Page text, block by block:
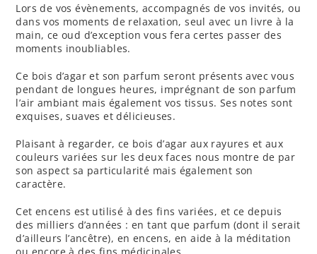
Lors de vos évènements, accompagnés de vos invités, ou
dans vos moments de relaxation, seul avec un livre à la
main, ce oud d’exception vous fera certes passer des
moments inoubliables.
Ce bois d’agar et son parfum seront présents avec vous
pendant de longues heures, imprégnant de son parfum
l’air ambiant mais également vos tissus. Ses notes sont
exquises, suaves et délicieuses.
Plaisant à regarder, ce bois d’agar aux rayures et aux
couleurs variées sur les deux faces nous montre de par
son aspect sa particularité mais également son
caractère.
Cet encens est utilisé à des fins variées, et ce depuis
des milliers d’années : en tant que parfum (dont il serait
d’ailleurs l’ancêtre), en encens, en aide à la méditation
ou encore à des fins médicinales.